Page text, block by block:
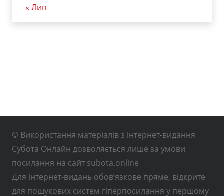
« Лип
© Використання матеріалів з інтернет-видання
Субота Онлайн дозволяється лише за умови
посилання на сайт subota.online
Для інтернет-видань обов’язкове пряме, відкрите
для пошукових систем гіперпосилання у першому